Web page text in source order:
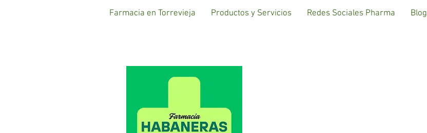
Farmacia en Torrevieja Productos y Servicios Redes Sociales Pharma Blog